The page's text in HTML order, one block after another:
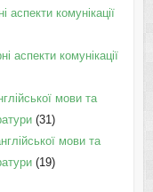
аспекти комунікації
аспекти комунікації
мови та
(31)
мови та
(19)